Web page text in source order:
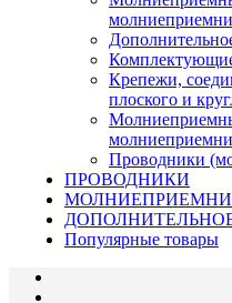
Крепежи,
плоского и
Проводники
ПРОВОДНИКИ
Популярные товары